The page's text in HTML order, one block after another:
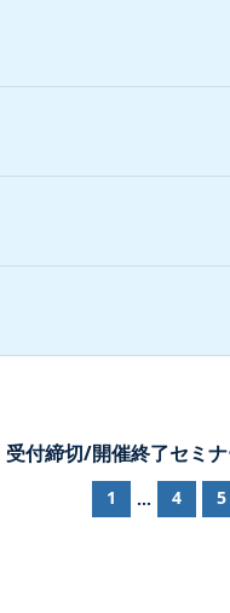
受付締切/開催終了セミ
1 ... 4 5